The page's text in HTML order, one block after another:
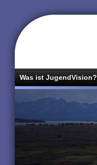
Was ist JugendVision?